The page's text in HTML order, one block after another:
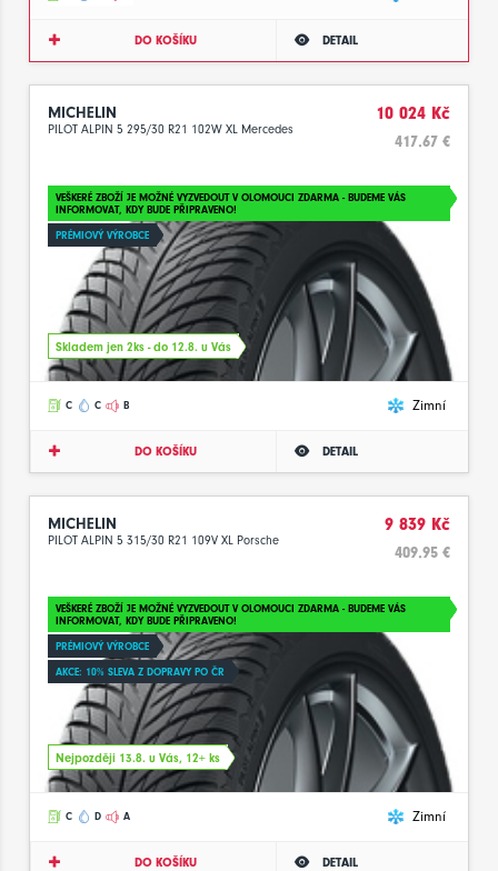
DO KOŠÍKU DETAIL
MICHELIN
PILOT ALPIN 5 295/30 R21 102W XL Mercedes
10 024 Kč
417.67 €
VEŠKERÉ ZBOŽÍ JE MOŽNÉ VYZVEDOUT V OLOMOUCI ZDARMA - BUDEME VÁS
INFORMOVAT, KDY BUDE PŘIPRAVENO!
PRÉMIOVÝ VÝROBCE
Skladem jen 2ks - do 12.8. u Vás
C C B Zimní
DO KOŠÍKU DETAIL
MICHELIN
PILOT ALPIN 5 315/30 R21 109V XL Porsche
9 839 Kč
409.95 €
VEŠKERÉ ZBOŽÍ JE MOŽNÉ VYZVEDOUT V OLOMOUCI ZDARMA - BUDEME VÁS
INFORMOVAT, KDY BUDE PŘIPRAVENO!
PRÉMIOVÝ VÝROBCE
AKCE: 10% SLEVA Z DOPRAVY PO ČR
Nejpozději 13.8. u Vás, 12+ ks
C D A Zimní
DO KOŠÍKU DETAIL